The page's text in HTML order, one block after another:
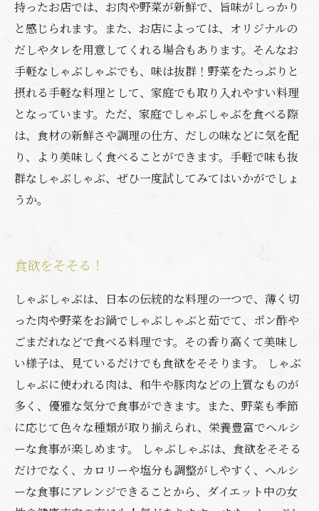
持ったお店では、お肉や野菜が新鮮で、旨味がしっかり
と感じられます。また、お店によっては、オリジナルの
だしやタレを用意してくれる場合もあります。そんなお
手軽なしゃぶしゃぶでも、味は抜群！野菜をたっぷりと
摂れる手軽な料理として、家庭でも取り入れやすい料理
となっています。ただ、家庭でしゃぶしゃぶを食べる際
は、食材の新鮮さや調理の仕方、だしの味などに気を配
り、より美味しく食べることができます。手軽で味も抜
群なしゃぶしゃぶ、ぜひ一度試してみてはいかがでしょ
うか。
食欲をそそる！
しゃぶしゃぶは、日本の伝統的な料理の一つで、薄く切
った肉や野菜をお鍋でしゃぶしゃぶと茹でて、ポン酢や
ごまだれなどで食べる料理です。その香り高くて美味し
い様子は、見ているだけでも食欲をそそります。 しゃぶ
しゃぶに使われる肉は、和牛や豚肉などの上質なものが
多く、優雅な気分で食事ができます。また、野菜も季節
に応じて色々な種類が取り揃えられ、栄養豊富でヘルシ
ーな食事が楽しめます。 しゃぶしゃぶは、食欲をそそる
だけでなく、カロリーや塩分も調整がしやすく、ヘルシ
ーな食事にアレンジできることから、ダイエット中の女